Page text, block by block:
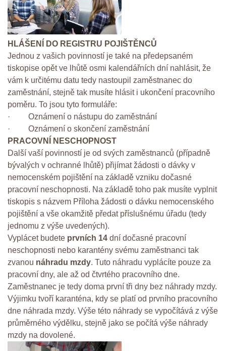
HLÁŠENÍ DO REGISTRU POJIŠTĚNCŮ
Jednou z vašich povinností je také na předepsaném
tiskopise opět ve lhůtě osmi kalendářních dní nahlásit, že
vám k určitému datu tedy nastoupil zaměstnanec do
zaměstnání, stejně tak musíte hlásit i ukončení pracovního
poměru. To jsou tyto formuláře:
· Oznámení o nástupu do zaměstnání
· Oznámení o skončení zaměstnání
PRACOVNÍ NESCHOPNOST
Další vaší povinností je od svých zaměstnanců (případně
bývalých v ochranné lhůtě) přijímat žádosti o dávky v
nemocenském pojištění na základě vzniku dočasné
pracovní neschopnosti. Na základě toho pak musíte vyplnit
tiskopis s názvem Příloha žádosti o dávku nemocenského
pojištění a vše okamžitě předat příslušnému úřadu (tedy
jednomu z výše uvedených).
Vyplácet budete prvních 14 dní dočasné pracovní
neschopnosti nebo karantény svému zaměstnanci tak
zvanou náhradu mzdy. Tuto náhradu vyplácíte pouze za
pracovní dny, ale až od čtvrtého pracovního dne.
Zaměstnanec je tedy doma první tři dny bez náhrady mzdy.
Výjimku tvoří karanténa, kdy se platí od prvního pracovního
dne náhrada mzdy. Výše této náhrady se vypočítává z výše
průměrného výdělku, stejně jako se počítá výše náhrady
mzdy na dovolené.